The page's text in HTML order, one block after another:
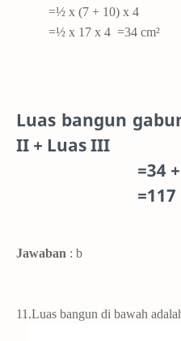
=½ x (7 + 10) x 4
=½ x 17 x 4 =34 cm²
Luas bangun
II + Luas III
=34 + 49
=117
Jawaban : b
11.Luas bangun di bawah